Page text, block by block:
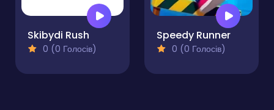
Skibydi Rush
0 (0 Голосів)
Speedy Runner
0 (0 Голосів)